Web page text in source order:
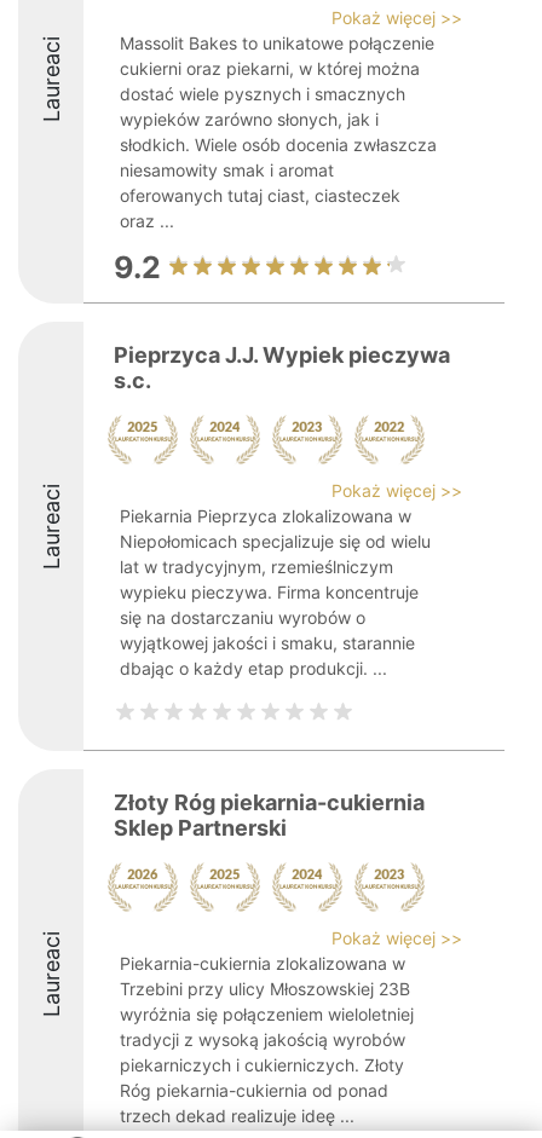
Laureaci
Pokaż więcej >>
Massolit Bakes to unikatowe połączenie
cukierni oraz piekarni, w której można
dostać wiele pysznych i smacznych
wypieków zarówno słonych, jak i
słodkich. Wiele osób docenia zwłaszcza
niesamowity smak i aromat
oferowanych tutaj ciast, ciasteczek
oraz ...
9.2
Laureaci
Pieprzyca J.J. Wypiek pieczywa
s.c.
Pokaż więcej >>
Piekarnia Pieprzyca zlokalizowana w
Niepołomicach specjalizuje się od wielu
lat w tradycyjnym, rzemieślniczym
wypieku pieczywa. Firma koncentruje
się na dostarczaniu wyrobów o
wyjątkowej jakości i smaku, starannie
dbając o każdy etap produkcji. ...
Laureaci
Złoty Róg piekarnia-cukiernia
Sklep Partnerski
Pokaż więcej >>
Piekarnia-cukiernia zlokalizowana w
Trzebini przy ulicy Młoszowskiej 23B
wyróżnia się połączeniem wieloletniej
tradycji z wysoką jakością wyrobów
piekarniczych i cukierniczych. Złoty
Róg piekarnia-cukiernia od ponad
trzech dekad realizuje ideę ...